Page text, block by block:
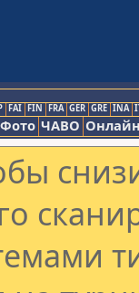
FAI FIN FRA GER GRE INA
Фото ЧАВО